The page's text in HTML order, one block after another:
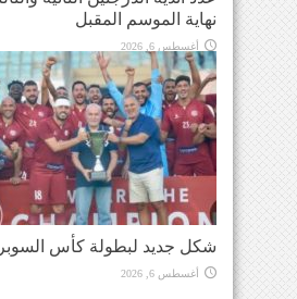
نهاية الموسم المقبل
أغسطس 6, 2026
شكل جديد لبطولة كأس السوبر
أغسطس 6, 2026